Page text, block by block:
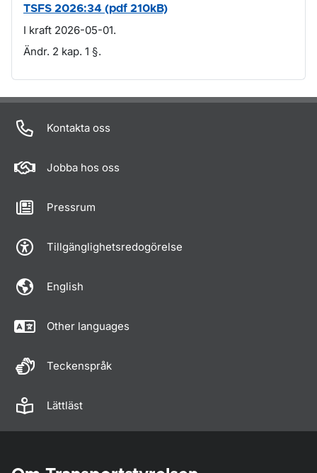
TSFS 2026:34 (pdf 210kB)
I kraft 2026-05-01.
Ändr. 2 kap. 1 §.
Om sidan
Kontakta oss
Jobba hos oss
Pressrum
Tillgänglighetsredogörelse
English
Other languages
Teckenspråk
Lättläst